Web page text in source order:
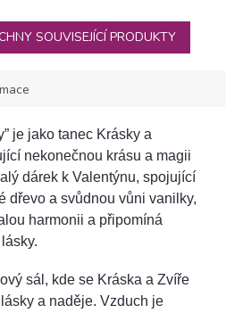
SOUVISEJÍCÍ PRODUKTY
je jako tanec Krásky a
nekonečnou krásu a magii
dárek k Valentýnu, spojující
dřevo a svůdnou vůni vanilky,
harmonii a připomíná
sál, kde se Kráska a Zvíře
a naděje. Vzduch je